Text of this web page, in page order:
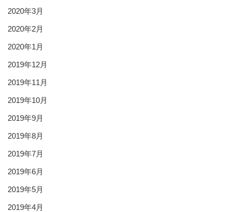
2020年3月
2020年2月
2020年1月
2019年12月
2019年11月
2019年10月
2019年9月
2019年8月
2019年7月
2019年6月
2019年5月
2019年4月